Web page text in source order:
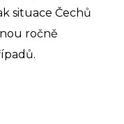
situace Čechů
ročně